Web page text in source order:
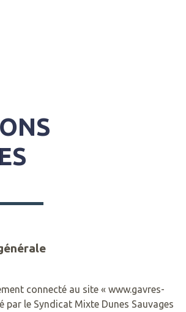
connecté au site « www.gavres-
par le Syndicat Mixte Dunes Sauvages